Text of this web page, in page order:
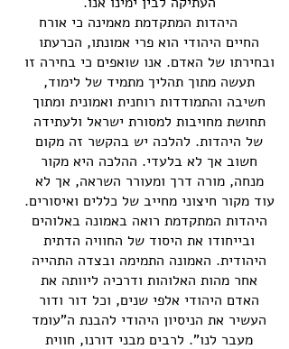
היהדות המתקדמת מאמינה כי אורח
החיים היהודי הוא פרי אמונתו, הכרעתו
ובחירתו של האדם. אנו שואפים כי בחירה זו
תעשה מתוך תהליך מתמיד של לימוד,
חשיבה והתמודדות רוחנית ואמונית ומתוך
תחושת מחויבות למסורת ישראל ולעתידה
של היהדות. להלכה יש בהקשר זה מקום
חשוב אך לא בלעדי. ההלכה היא מקור
מנחה, מורה דרך ומעורר השראה, אך לא
עוד מקור חיצוני מחייב של כללים ואיסורים.
היהדות המתקדמת רואה באמונה באלוהים
ובייחודו את היסוד של החוויה הדתית
היהודית. האמונה התמימה ובצדה התהייה
אחר מהות האלוהות ודרכיה ליוותה את
האדם היהודי אלפי שנים, וכל דור ודור
העשיר את הניסיון היהודי להבנת ה"עומד
מעבר לנו". לרבים מבני דורנו, חווית